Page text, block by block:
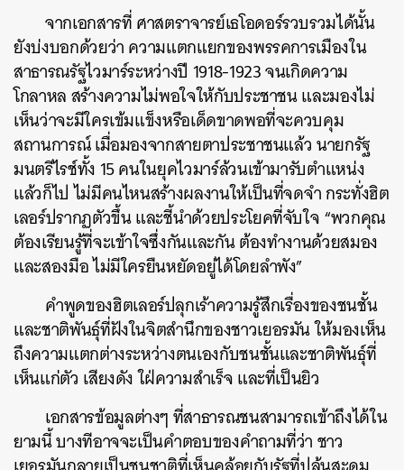
จากเอกสารที่ ศาสตราจารย์เธโอดอร์รวบรวมได้นั้น
ยังบ่งบอกด้วยว่า ความแตกแยกของพรรคการเมืองใน
สาธารณรัฐไวมาร์ระหว่างปี 1918-1923 จนเกิดความ
โกลาหล สร้างความไม่พอใจให้กับประชาชน และมองไม่
เห็นว่าจะมีใครเข้มแข็งหรือเด็ดขาดพอที่จะควบคุม
สถานการณ์ เมื่อมองจากสายตาประชาชนแล้ว นายกรัฐ
มนตรีไรช์ทั้ง 15 คนในยุคไวมาร์ล้วนเข้ามารับตำแหน่ง
แล้วก็ไป ไม่มีคนไหนสร้างผลงานให้เป็นที่จดจำ กระทั่งฮิต
เลอร์ปรากฏตัวขึ้น และชี้นำด้วยประโยคที่จับใจ “พวกคุณ
ต้องเรียนรู้ที่จะเข้าใจซึ่งกันและกัน ต้องทำงานด้วยสมอง
และสองมือ ไม่มีใครยืนหยัดอยู่ได้โดยลำพัง”
คำพูดของฮิตเลอร์ปลุกเร้าความรู้สึกเรื่องของชนชั้น
และชาติพันธุ์ที่ฝังในจิตสำนึกของชาวเยอรมัน ให้มองเห็น
ถึงความแตกต่างระหว่างตนเองกับชนชั้นและชาติพันธุ์ที่
เห็นแก่ตัว เสียงดัง ใฝ่ความสำเร็จ และที่เป็นยิว
เอกสารข้อมูลต่างๆ ที่สาธารณชนสามารถเข้าถึงได้ใน
ยามนี้ บางทีอาจจะเป็นคำตอบของคำถามที่ว่า ชาว